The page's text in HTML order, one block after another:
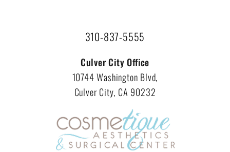
310-837-5555
Culver City Office
10744 Washington Blvd,
Culver City, CA 90232